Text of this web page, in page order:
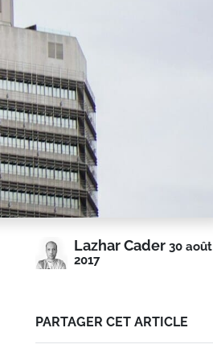
Lazhar Cader 30 août
2017
PARTAGER CET ARTICLE